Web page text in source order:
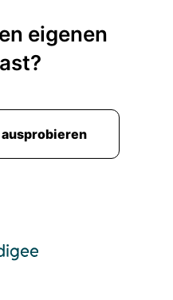
eigenen